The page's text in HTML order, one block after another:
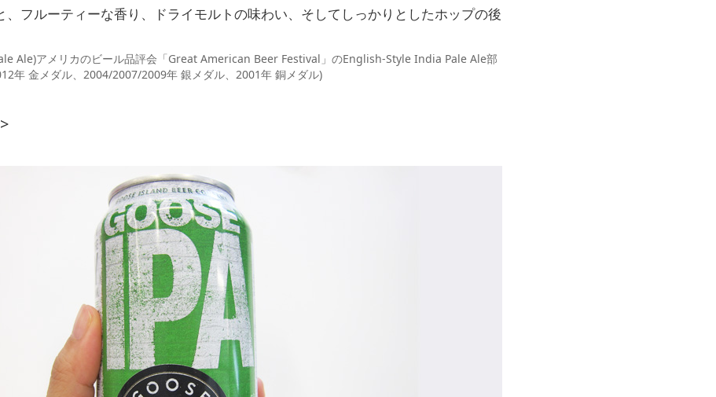
、フルーティーな香り、ドライモルトの味わい、そしてしっかりとしたホップの後
Ale)アメリカのビール品評会「Great American Beer Festival」のEnglish-Style India Pale Ale部
年 金メダル、2004/2007/2009年 銀メダル、2001年 銅メダル)